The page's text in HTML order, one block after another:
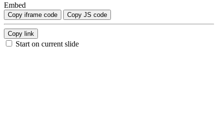
Embed
Copy iframe code Copy JS code
Copy link
Start on current slide